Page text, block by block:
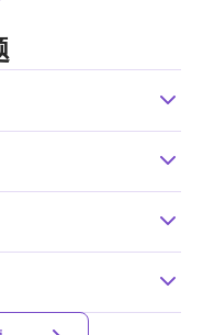
的情况下，也接受当
请尽快预订。
厘米的行李。（每
）详情请点击这里
。如果航班本身取消